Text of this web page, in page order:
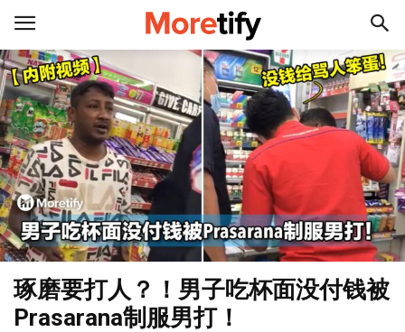
琢磨要打人？！男子吃杯面没付钱被
Prasarana制服男打！